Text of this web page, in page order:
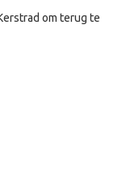
om terug te